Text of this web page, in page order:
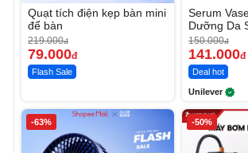
Quạt tích điện kẹp bàn mini
để bàn
219.000đ
79.000đ
Flash Sale
Serum
Dưỡng Da
Ngày
150.000đ
141.000đ
Deal hot
Unilever
-63% -50%